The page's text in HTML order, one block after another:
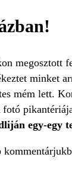
megosztott
minket
mém lett.
fotó
egy-egy